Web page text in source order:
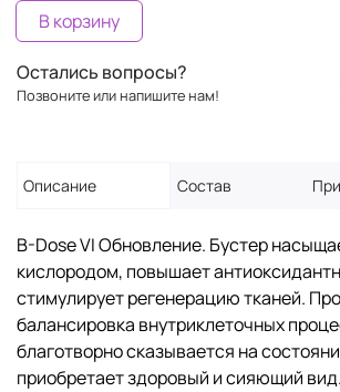
В корзину
Остались вопросы?
Позвоните или напишите нам!
Описание Состав
B-Dose VI Обновление. Бустер
кислородом, повышает
стимулирует регенерацию тканей.
балансировка внутриклеточных
благотворно сказывается на
приобретает здоровый и сияющий вид.